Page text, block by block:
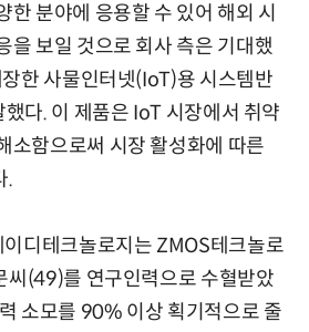
한 분야에 응용할 수 있어 해외 시
을 보일 것으로 회사 측은 기대했
한 사물인터넷(IoT)용 시스템반
다. 이 제품은 IoT 시장에서 취약
소함으로써 시장 활성화에 따른
.
디테크놀로지는 ZMOS테크놀로
씨(49)를 연구인력으로 수혈받았
소모를 90% 이상 획기적으로 줄